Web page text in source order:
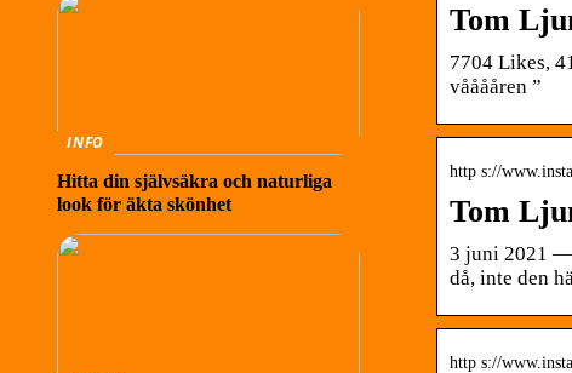
Tom
7704 Likes,
vååååren ”
http s://
Tom
3 juni 2021 —
då, inte den
http s://
INFO
Hitta din självsäkra och naturliga
look för äkta skönhet